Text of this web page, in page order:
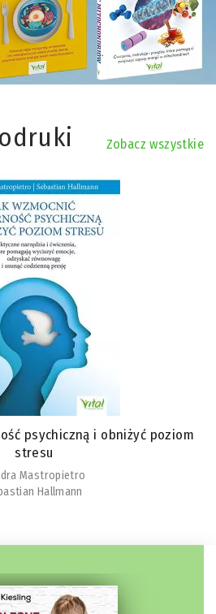
Zobacz wszystkie
psychiczną i obniżyć poziom
stresu
Mastropietro
Hallmann